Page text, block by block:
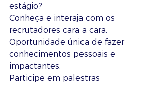
estágio?
Conheça e interaja com os
recrutadores cara a cara.
Oportunidade única de fazer
conhecimentos pessoais e
impactantes.
Participe em palestras